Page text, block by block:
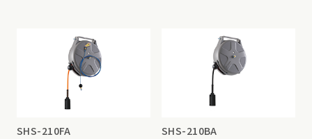
SHS-210FA SHS-210BA